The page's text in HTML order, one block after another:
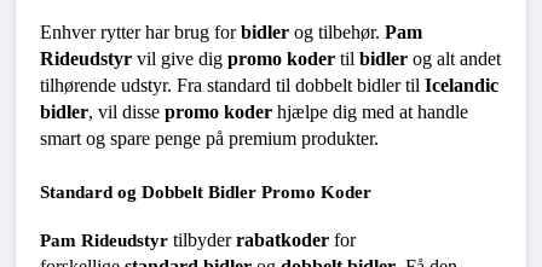
Enhver rytter har brug for bidler og tilbehør. Pam
Rideudstyr vil give dig promo koder til bidler og alt andet
tilhørende udstyr. Fra standard til dobbelt bidler til Icelandic
bidler, vil disse promo koder hjælpe dig med at handle
smart og spare penge på premium produkter.
Standard og Dobbelt Bidler Promo Koder
Pam Rideudstyr tilbyder rabatkoder for